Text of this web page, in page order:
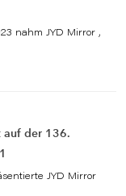
nahm JYD Mirror ,
auf der 136.
JYD Mirror